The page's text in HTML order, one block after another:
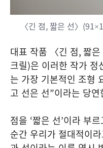
〈긴 점, 짧은 선〉
대표 작품 〈긴 점, 짧은
크릴)은 이러한 작가 정
는 가장 기본적인 조형
고 선은 선”이라는 당
점을 ‘짧은 선’이라 부르
순간 우리가 절대적이